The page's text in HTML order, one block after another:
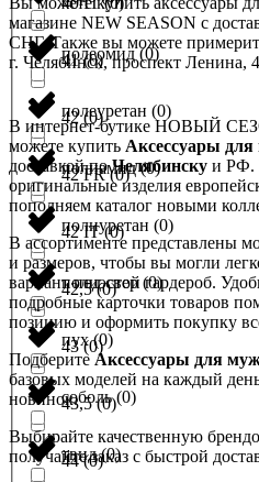
41 (0)
42 (0)
42 FR (0)
42 IT (0)
42,5 (0)
43 (0)
43,5 (0)
44 (0)
полеомид (0)
полеуретан (0)
полиамид (0)
полиуретан (0)
полиэстер (0)
пух (0)
соболь (0)
твид (0)
магазине NEW SEASON с
СНГ. Также вы можете
г. Челябинск, проспект Ленина,
В интернет-бутике НОВЫЙ
можете купить Аксессуары
доставкой поЧелябинску и РФ.
оригинальные изделия
пополняем каталог новыми
В ассортименте представлены
и размеров, чтобы вы могли
вариант под свой гардероб.
подробные карточки товаров
позицию и оформить покупку
Подберите Аксессуары для
базовых моделей на каждый
новинок.
Выбирайте качественную
получайте заказ с быстрой